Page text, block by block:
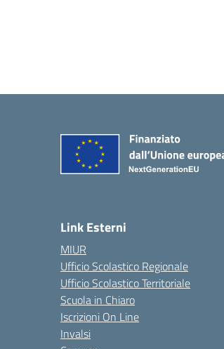
Link Esterni
MIUR
Ufficio Scolastico Regionale
Ufficio Scolastico Territoriale
Scuola in Chiaro
Iscrizioni On Line
Invalsi